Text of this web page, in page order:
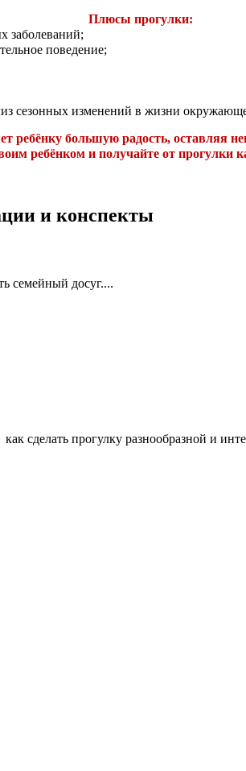
Плюсы прогулки:
заболеваний;
поведение;
сезонных изменений в жизни
ребёнку большую радость, оставляя
ребёнком и получайте от прогулки
и конспекты
семейный досуг....
сделать прогулку разнообразной и